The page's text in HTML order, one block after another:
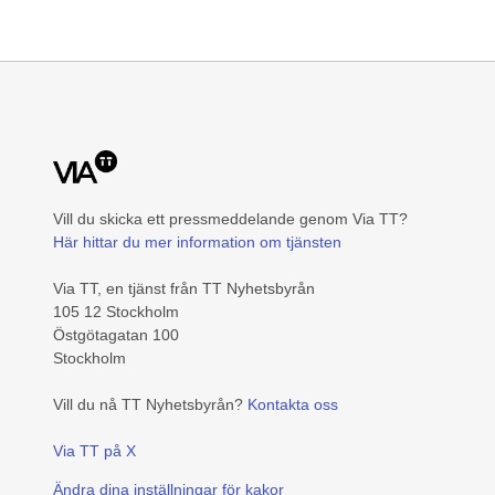
Vill du skicka ett pressmeddelande genom Via TT?
Här hittar du mer information om tjänsten
Via TT, en tjänst från TT Nyhetsbyrån
105 12 Stockholm
Östgötagatan 100
Stockholm
Vill du nå TT Nyhetsbyrån? Kontakta oss
Via TT på X
Ändra dina inställningar för kakor